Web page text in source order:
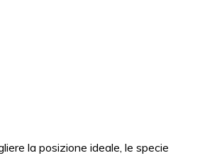
la posizione ideale, le specie